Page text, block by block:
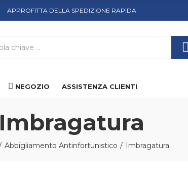
APPROFITTA DELLA SPEDIZIONE RAPIDA
NEGOZIO ASSISTENZA CLIENTI
Imbragatura
Abbigliamento Antinfortunistico Imbragatura